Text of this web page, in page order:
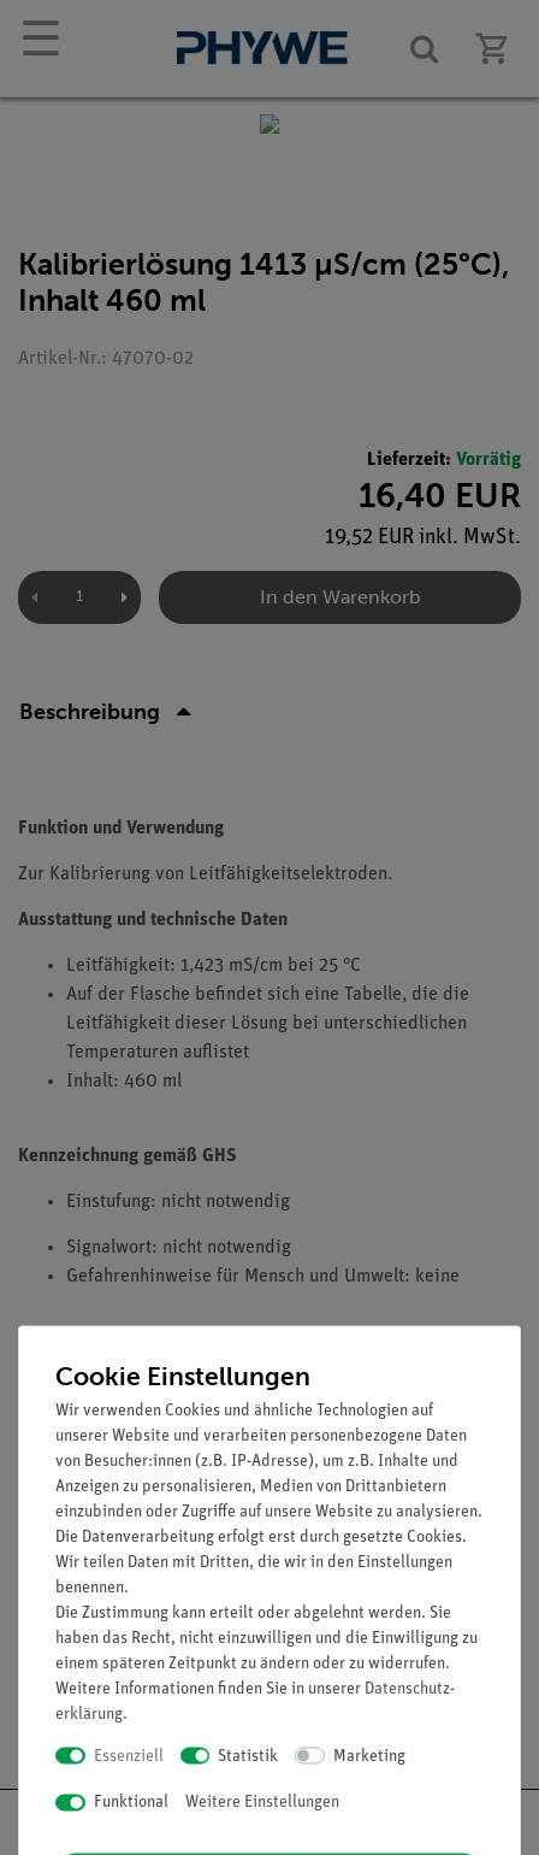
☰
Kalibrierlösung 1413 µS/cm (25°C),
Inhalt 460 ml
Artikel-Nr.: 47070-02
Lieferzeit: Vorrätig
16,40 EUR
19,52 EUR inkl. MwSt.
In den Warenkorb
Beschreibung
Funktion und Verwendung
Zur Kalibrierung von Leitfähigkeitselektroden.
Ausstattung und technische Daten
Leitfähigkeit: 1,423 mS/cm bei 25 °C
Auf der Flasche befindet sich eine Tabelle, die die
Leitfähigkeit dieser Lösung bei unterschiedlichen
Temperaturen auflistet
Inhalt: 460 ml
Kennzeichnung gemäß GHS
Einstufung: nicht notwendig
Signalwort: nicht notwendig
Gefahrenhinweise für Mensch und Umwelt: keine
HINWEIS: Bitte beachten sie, dass wir keine Chemikalien an
Chemikalien nur an Wiederverkäufer, berufsmässige
Verwender und öffentliche Forschungs- Untersuchungs und
Lehranstalten ab.
Media / Downloads
Cookie Einstellungen
Wir verwenden Cookies und ähnliche Technologien auf
unserer Website und verarbeiten personenbezogene Daten
von Besucher:innen (z.B. IP-Adresse), um z.B. Inhalte und
Anzeigen zu personalisieren, Medien von Drittanbietern
einzubinden oder Zugriffe auf unsere Website zu analysieren.
Die Datenverarbeitung erfolgt erst durch gesetzte Cookies.
Wir teilen Daten mit Dritten, die wir in den Einstellungen
benennen.
Die Zustimmung kann erteilt oder abgelehnt werden. Sie
haben das Recht, nicht einzuwilligen und die Einwilligung zu
einem späteren Zeitpunkt zu ändern oder zu widerrufen.
Weitere Informationen finden Sie in unserer Daten­schutz­
erklärung.
Essenziell Statistik Marketing
Funktional Weitere Einstellungen